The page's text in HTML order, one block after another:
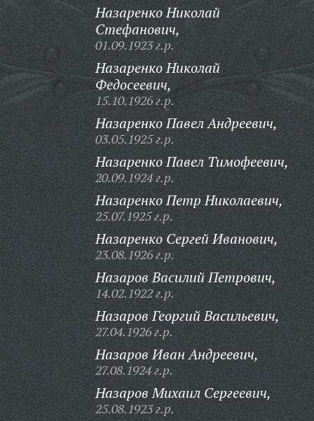
Назаренко Николай
Стефанович,
01.09.1923 г.р.
Назаренко Николай
Федосеевич,
15.10.1926 г.р.
Назаренко Павел Андреевич,
03.05.1925 г.р.
Назаренко Павел Тимофеевич,
20.09.1924 г.р.
Назаренко Петр Николаевич,
25.07.1925 г.р.
Назаренко Сергей Иванович,
23.08.1926 г.р.
Назаров Василий Петрович,
14.02.1922 г.р.
Назаров Георгий Васильевич,
27.04.1926 г.р.
Назаров Иван Андреевич,
27.08.1924 г.р.
Назаров Михаил Сергеевич,
25.08.1923 г.р.